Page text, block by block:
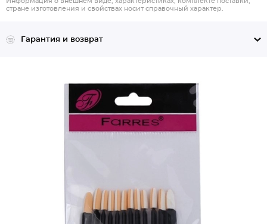
стране изготовления и свойствах носит справочный характер.
Гарантия и возврат